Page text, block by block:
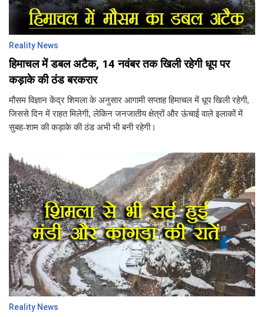
Reality News
हिमाचल में डबल अटैक, 14 नवंबर तक खिली रहेगी धूप पर
कड़ाके की ठंड बरकरार
मौसम विज्ञान केंद्र शिमला के अनुसार आगामी सप्ताह हिमाचल में धूप खिली रहेगी,
जिससे दिन में राहत मिलेगी, लेकिन जनजातीय क्षेत्रों और ऊंचाई वाले इलाकों में
सुबह-शाम की कड़ाके की ठंड अभी भी बनी रहेगी।
Reality News